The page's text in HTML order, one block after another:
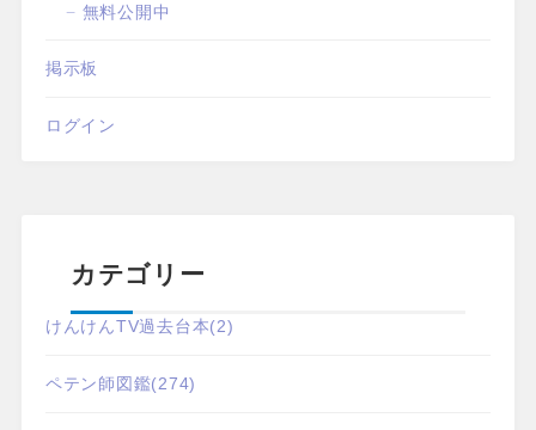
無料公開中
掲示板
ログイン
カテゴリー
けんけんTV過去台本(2)
ペテン師図鑑(274)